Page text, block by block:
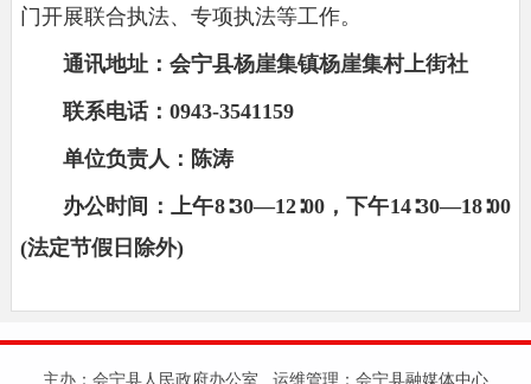
门开展联合执法、专项执法等工作。
通讯地址：会宁县杨崖集镇杨崖集村上街社
联系电话：0943-3541159
单位负责人： 陈涛
办公时间：上午8∶30—12∶00，下午14∶30—18∶00
(法定节假日除外)
主办：会宁县人民政府办公室 运维管理：会宁县融媒体中心